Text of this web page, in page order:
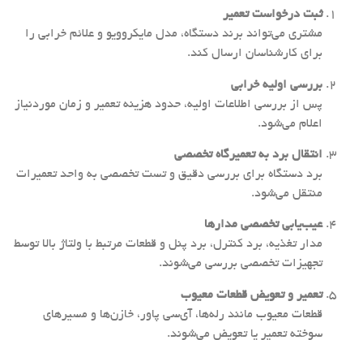
ثبت درخواست تعمیر
مشتری می‌تواند برند دستگاه، مدل مایکروویو و علائم خرابی را
برای کارشناسان ارسال کند.
بررسی اولیه خرابی
پس از بررسی اطلاعات اولیه، حدود هزینه تعمیر و زمان موردنیاز
اعلام می‌شود.
انتقال برد به تعمیرگاه تخصصی
برد دستگاه برای بررسی دقیق و تست تخصصی به واحد تعمیرات
منتقل می‌شود.
عیب‌یابی تخصصی مدارها
مدار تغذیه، برد کنترل، برد پنل و قطعات مرتبط با ولتاژ بالا توسط
تجهیزات تخصصی بررسی می‌شوند.
تعمیر و تعویض قطعات معیوب
قطعات معیوب مانند رله‌ها، آی‌سی پاور، خازن‌ها و مسیرهای
سوخته تعمیر یا تعویض می‌شوند.